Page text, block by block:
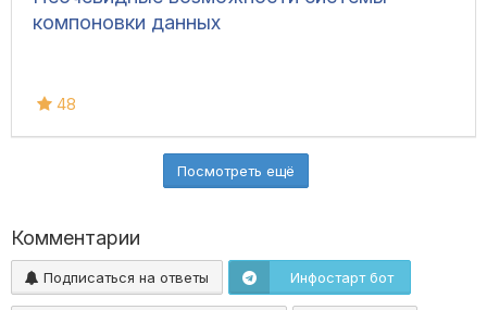
компоновки данных
48
Посмотреть ещё
Комментарии
Подписаться на ответы Инфостарт бот